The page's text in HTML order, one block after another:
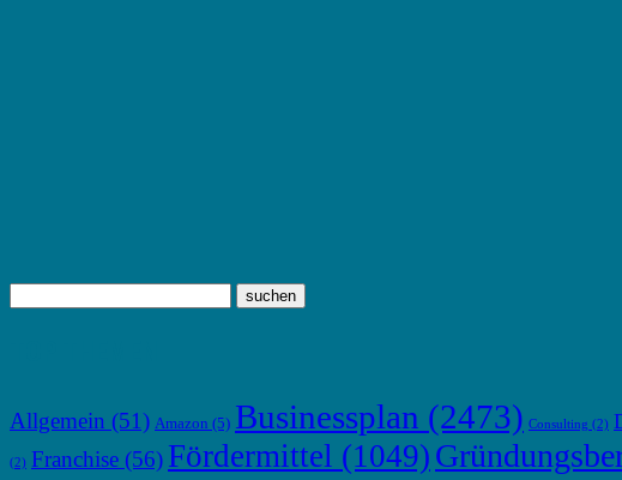
Allgemein (51) Amazon (5) Businessplan (2473) Consulting (2)
(2) Franchise (56) Fördermittel (1049)